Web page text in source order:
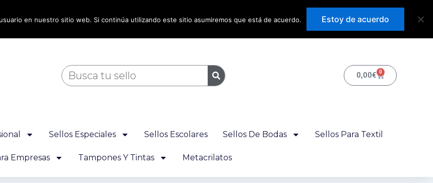
incluido
Buscar
0,00€ 0
Carrito
Sellos Especiales Sellos Escolares Sellos De Bodas Sellos Para Textil
Empresas Tampones Y Tintas Metacrilatos
en nuestro sitio web. Si continúa utilizando este sitio asumiremos que está de acuerdo. Estoy de acuerdo